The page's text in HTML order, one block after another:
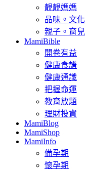
靚靚媽媽
品味。文化
親子。育兒
MamiBible
開卷有益
健康食譜
健康通識
把握命運
教育放題
理財投資
MamiBlog
MamiShop
MamiInfo
備孕期
懷孕期